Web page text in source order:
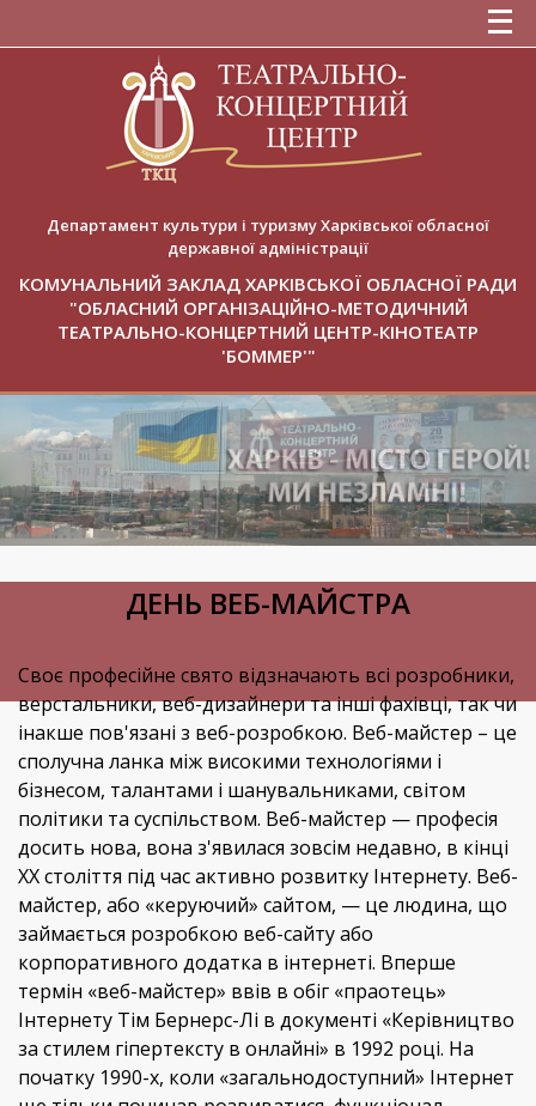
Департамент культури і туризму Харківської обласної
державної адміністрації
КОМУНАЛЬНИЙ ЗАКЛАД ХАРКІВСЬКОЇ ОБЛАСНОЇ РАДИ
"ОБЛАСНИЙ ОРГАНІЗАЦІЙНО-МЕТОДИЧНИЙ
ТЕАТРАЛЬНО-КОНЦЕРТНИЙ ЦЕНТР-КІНОТЕАТР
'БОММЕР'"
ДЕНЬ ВЕБ-МАЙСТРА
Своє професійне свято відзначають всі розробники,
верстальники, веб-дизайнери та інші фахівці, так чи
інакше пов'язані з веб-розробкою. Веб-майстер – це
сполучна ланка між високими технологіями і
бізнесом, талантами і шанувальниками, світом
політики та суспільством. Веб-майстер — професія
досить нова, вона з'явилася зовсім недавно, в кінці
XX століття під час активно розвитку Інтернету. Веб-
майстер, або «керуючий» сайтом, — це людина, що
займається розробкою веб-сайту або
корпоративного додатка в інтернеті. Вперше
термін «веб-майстер» ввів в обіг «праотець»
Інтернету Тім Бернерс-Лі в документі «Керівництво
за стилем гіпертексту в онлайні» в 1992 році. На
початку 1990-х, коли «загальнодоступний» Інтернет